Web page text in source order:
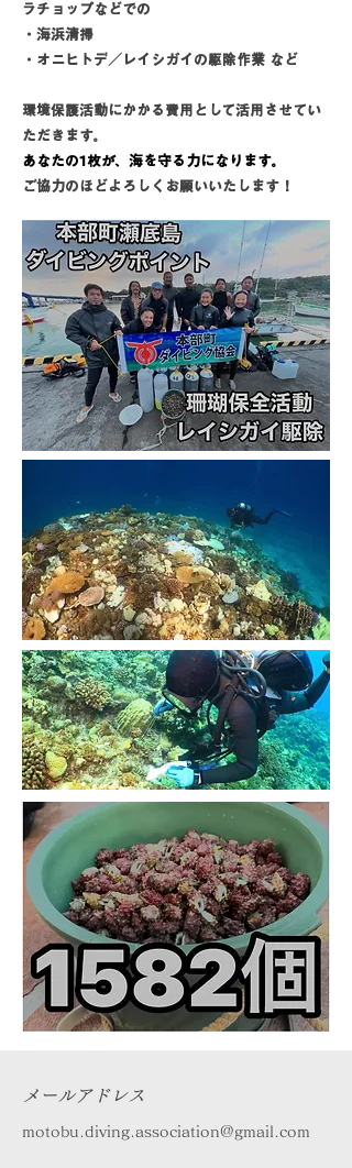
ラチョップなどでの
・海浜清掃
・オニヒトデ／レイシガイの駆除作業 など
環境保護活動にかかる費用として活用させてい
ただきます。
あなたの1枚が、海を守る力になります。
ご協力のほどよろしくお願いいたします！
メールアドレス
motobu.diving.association@gmail.com